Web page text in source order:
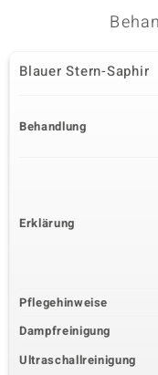
Blauer Stern-Saphir
Behandlung
Erklärung
Pflegehinweise
Dampfreinigung
Ultraschallreinigung